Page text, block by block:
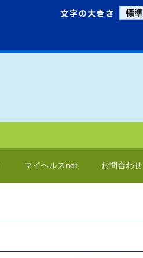
マイヘルスnet お問合わせ